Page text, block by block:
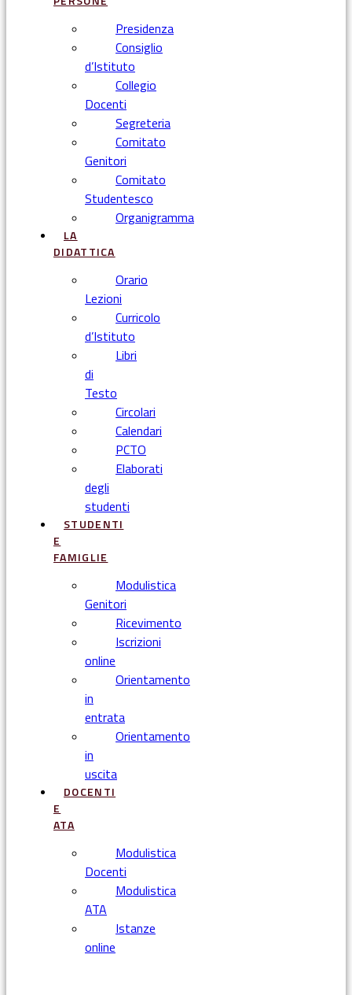
Presidenza
Consiglio
d’Istituto
Collegio
Docenti
Segreteria
Comitato
Genitori
Comitato
Studentesco
Organigramma
LA
DIDATTICA
Orario
Lezioni
Curricolo
d’Istituto
Libri
di
Testo
Circolari
Calendari
PCTO
Elaborati
degli
studenti
STUDENTI
E
FAMIGLIE
Modulistica
Genitori
Ricevimento
Iscrizioni
online
Orientamento
in
entrata
Orientamento
in
uscita
DOCENTI
E
ATA
Modulistica
Docenti
Modulistica
ATA
Istanze
online